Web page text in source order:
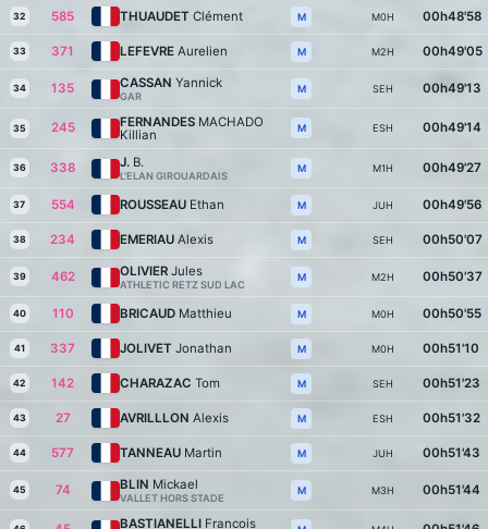
32 585 THUAUDET Clément M M0H 00h48'58
33 371 LEFEVRE Aurelien M M2H 00h49'05
34 135 CASSAN Yannick
GAR
M SEH 00h49'13
35 245 FERNANDES MACHADO
Killian
M ESH 00h49'14
36 338 J. B.
L'ELAN GIROUARDAIS
M M1H 00h49'27
37 554 ROUSSEAU Ethan M JUH 00h49'56
38 234 EMERIAU Alexis M SEH 00h50'07
39 462 OLIVIER Jules
ATHLETIC RETZ SUD LAC
M M2H 00h50'37
40 110 BRICAUD Matthieu M M0H 00h50'55
41 337 JOLIVET Jonathan M M0H 00h51'10
42 142 CHARAZAC Tom M SEH 00h51'23
43 27 AVRILLLON Alexis M ESH 00h51'32
44 577 TANNEAU Martin M JUH 00h51'43
45 74 BLIN Mickael
VALLET HORS STADE
M M3H 00h51'44
BASTIANELLI Francois